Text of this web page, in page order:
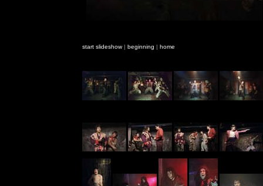
start slideshow| beginning | home